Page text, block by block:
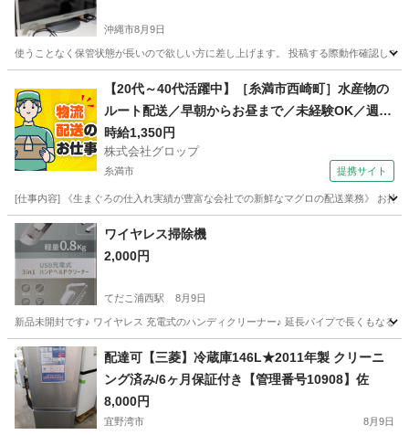
沖縄市8月9日
使うことなく保管状態が長いので欲しい方に差し上げます。 投稿する際動作確認して
テレビ
【20代～40代活躍中】［糸満市西崎町］水産物の
ルート配送／早朝からお昼まで／未経験OK／週休
2日／時給1,350円＋ガソリン代／正社員登用前提
時給1,350円
株式会社グロップ
糸満市 提携サイト
[仕事内容] 《生まぐろの仕入れ実績が豊富な会社での新鮮なマグロの配送業務》 お持
沖縄 糸満市 ドライバー
ワイヤレス掃除機
2,000円
てだこ浦西駅 8月9日
新品未開封です♪ ワイヤレス 充電式のハンディクリーナー♪ 延長パイプで長くもなる
沖縄 中頭郡 てだこ浦西駅 生活家電 クリーナー
配達可【三菱】冷蔵庫146L★2011年製 クリーニ
ング済み/6ヶ月保証付き【管理番号10908】佐
8,000円
宜野湾市 8月9日